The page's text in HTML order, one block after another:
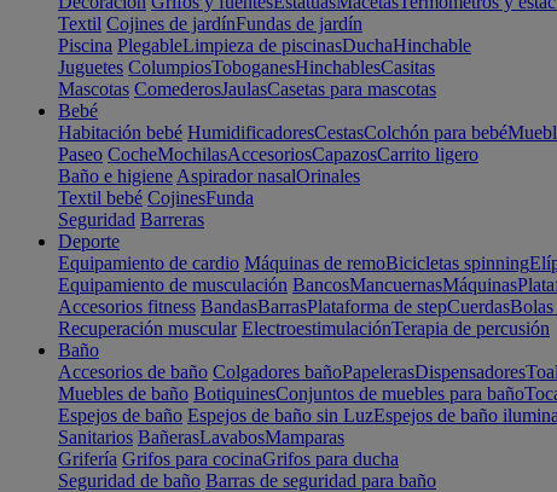
Textil Cojines de jardínFundas de jardín
Piscina PlegableLimpieza de piscinasDuchaHinchable
Juguetes ColumpiosToboganesHinchablesCasitas
Mascotas ComederosJaulasCasetas para mascotas
Bebé
Habitación bebé HumidificadoresCestasColchón para bebé
Paseo CocheMochilasAccesoriosCapazosCarrito ligero
Baño e higiene Aspirador nasalOrinales
Textil bebé CojinesFunda
Seguridad Barreras
Deporte
Equipamiento de cardio Máquinas de remoBicicletas spinning
Equipamiento de musculación BancosMancuernasMáquinas
Accesorios fitness BandasBarrasPlataforma de stepCuerdasBolas
Recuperación muscular ElectroestimulaciónTerapia de percusión
Baño
Accesorios de baño Colgadores bañoPapelerasDispensadores
Muebles de baño BotiquinesConjuntos de muebles para baño
Espejos de baño Espejos de baño sin LuzEspejos de baño
Sanitarios BañerasLavabosMamparas
Grifería Grifos para cocinaGrifos para ducha
Seguridad de baño Barras de seguridad para baño